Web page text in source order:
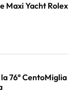
Maxi Yacht Rolex
76ª CentoMiglia